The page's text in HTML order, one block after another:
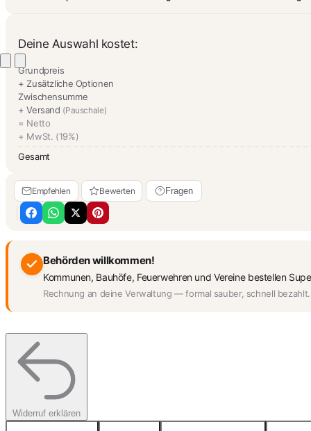
Deine Auswahl kostet:
Grundpreis
+ Zusätzliche Optionen
Zwischensumme
+ Versand (Pauschale)
= Netto
+ MwSt. (19%)
Gesamt
Empfehlen Bewerten Fragen
Behörden willkommen!
Kommunen, Bauhöfe, Feuerwehren und Vereine bestellen
Rechnung an deine Verwaltung — formal sauber, schnell bezahlt.
Widerruf erklären